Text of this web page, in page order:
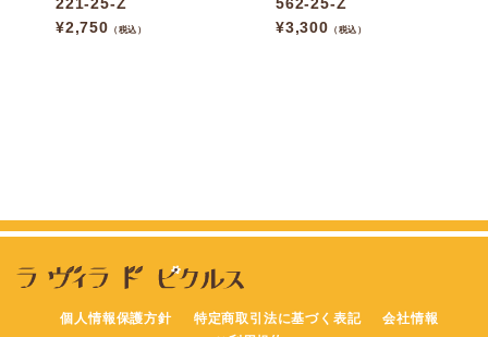
¥2,750 （税込）
¥3,300 （税込）
個人情報保護方針 特定商取引法に基づく表記
会社情報